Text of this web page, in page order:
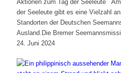
Aktionen zum Tag der Seeleute
der Seeleute gibt es eine Vielzahl
Standorten der Deutschen
Ausland.Die Bremer
24. Juni 2024